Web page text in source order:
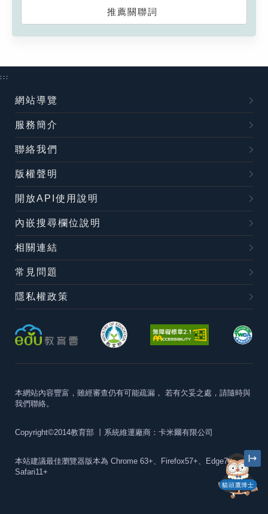
推薦關聯詞
貓頭鷹博士
:::
網站導覽
服務簡介
聯絡我們
版權聲明
開放API使用說明
內嵌搜尋欄位說明
相關連結
常見問題
隱私權政策
本網站內容豐富，雖經審查仍有可能疏漏， 若有欠妥之處，請隨時與
我們聯絡。
Copyright©2014教育部 丨系統維運廠商：卡米爾有限公司
本站建議最佳瀏覽器版本為 Chrome 63+、Firefox57+、Edge79+及
Safari11+